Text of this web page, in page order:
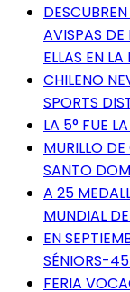
AVISPAS
ELLAS EN
CHILENO
SPORTS
LA 5° FUE
MURILLO
SANTO
A 25
MUNDIAL
EN
SÉNIORS-
FERIA